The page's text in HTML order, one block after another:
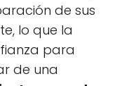
de sus
lo que la
para
de una